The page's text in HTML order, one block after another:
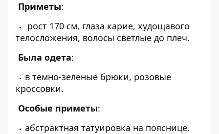
Приметы:
рост 170 см, глаза карие, худощавого
телосложения, волосы светлые до плеч.
Была одета:
в темно-зеленые брюки, розовые
кроссовки.
Особые приметы:
абстрактная татуировка на пояснице.